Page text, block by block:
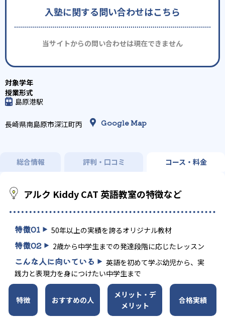
入塾に関する問い合わせはこちら
当サイトからの問い合わせは現在できません
島原港駅
長崎県南島原市深江町丙 Google Map
総合情報 評判・口コミ コース・料金
アルク Kiddy CAT 英語教室の特徴など
特徴01 50年以上の実績を誇るオリジナル教材
特徴02 2歳から中学生までの発達段階に応じたレッスン
こんな人に向いている
英語を初めて学ぶ幼児から、実
践力と表現力を身につけたい中学生まで
特徴 おすすめの人
メリット・デ
メリット
合格実績